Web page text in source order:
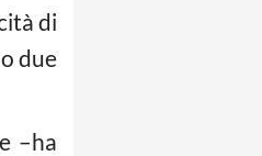
di
due
–ha